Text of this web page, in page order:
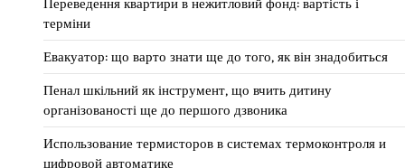
Переведення квартири в нежитловий фонд: вартість і
терміни
Евакуатор: що варто знати ще до того, як він знадобиться
Пенал шкільний як інструмент, що вчить дитину
організованості ще до першого дзвоника
Использование термисторов в системах термоконтроля и
цифровой автоматике